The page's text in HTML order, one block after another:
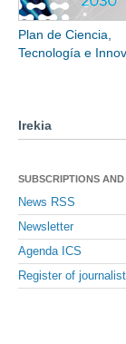
Plan de Ciencia,
Tecnología e
Irekia
SUBSCRIPTIONS
News RSS
Newsletter
Agenda ICS
Register of